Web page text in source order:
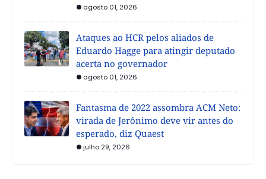
agosto 01, 2026
Ataques ao HCR pelos aliados de
Eduardo Hagge para atingir deputado
acerta no governador
agosto 01, 2026
Fantasma de 2022 assombra ACM Neto:
virada de Jerônimo deve vir antes do
esperado, diz Quaest
julho 29, 2026